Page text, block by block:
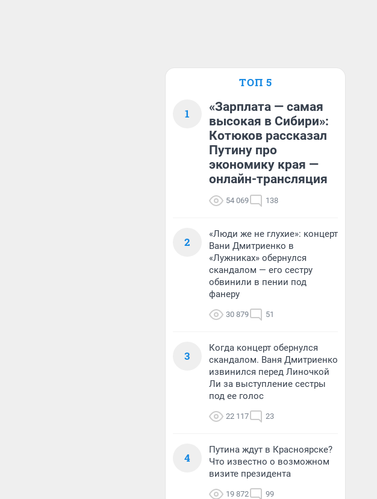
ТОП 5
1
«Зарплата — самая
высокая в Сибири»:
Котюков рассказал
Путину про
экономику края —
онлайн-трансляция
54 069 138
2
«Люди же не глухие»: концерт
Вани Дмитриенко в
«Лужниках» обернулся
скандалом — его сестру
обвинили в пении под
фанеру
30 879 51
3
Когда концерт обернулся
скандалом. Ваня Дмитриенко
извинился перед Линочкой
Ли за выступление сестры
под ее голос
22 117 23
4
Путина ждут в Красноярске?
Что известно о возможном
визите президента
19 872 99